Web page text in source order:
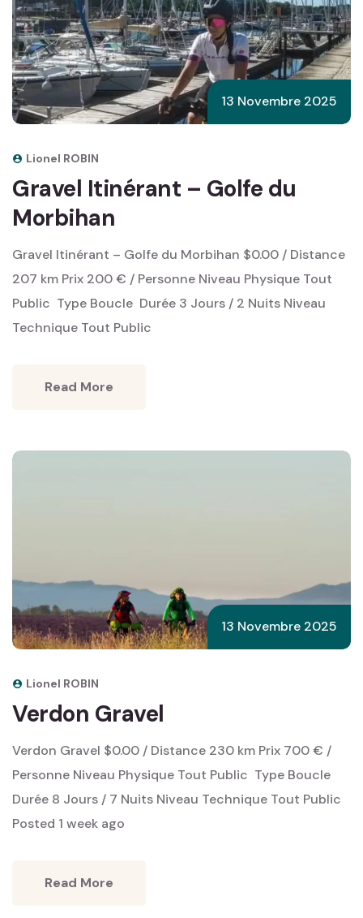
13 Novembre 2025
Lionel ROBIN
Gravel Itinérant – Golfe du
Morbihan
Gravel Itinérant – Golfe du Morbihan $0.00 / Distance
207 km Prix 200 € / Personne Niveau Physique Tout
Public ‎ Type Boucle ‎ Durée 3 Jours / 2 Nuits Niveau
Technique Tout Public ‎
Read More
13 Novembre 2025
Lionel ROBIN
Verdon Gravel
Verdon Gravel $0.00 / Distance 230 km Prix 700 € /
Personne Niveau Physique Tout Public ‎ Type Boucle ‎
Durée 8 Jours / 7 Nuits Niveau Technique Tout Public ‎
Posted 1 week ago
Read More